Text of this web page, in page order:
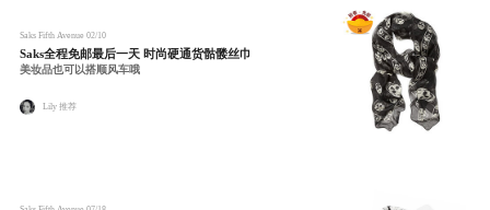
Saks Fifth Avenue 02/10
Saks全程免邮最后一天 时尚硬通货骷髅丝巾
美妆品也可以搭顺风车哦
Lily 推荐